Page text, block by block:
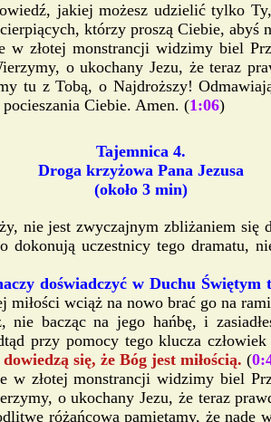
jakiej możesz udzielić tylko
którzy proszą Ciebie, abyś
złotej monstrancji widzimy biel
o ukochany Jezu, że teraz
tu z Tobą, o Najdroższy!
Ciebie. Amen. (1:06)
Tajemnica 4.
Droga krzyżowa Pana Jezusa
(około 3 min)
nie jest zwyczajnym zbliżaniem
uczestnicy tego dramatu,
doświadczyć w Duchu
miłości wciąż na nowo brać go na
nie bacząc na jego hańbę, i
przy pomocy tego klucza
się, że Bóg jest miłością. (
w złotej monstrancji widzimy biel
o ukochany Jezu, że teraz
różańcową pamiętamy, że nade